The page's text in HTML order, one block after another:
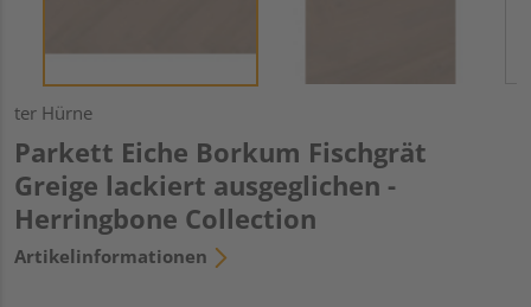
ter Hürne
Parkett Eiche Borkum Fischgrät
Greige lackiert ausgeglichen -
Herringbone Collection
Artikelinformationen